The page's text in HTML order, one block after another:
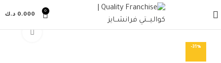
0
0.000 د.ك
-31%
إضغط